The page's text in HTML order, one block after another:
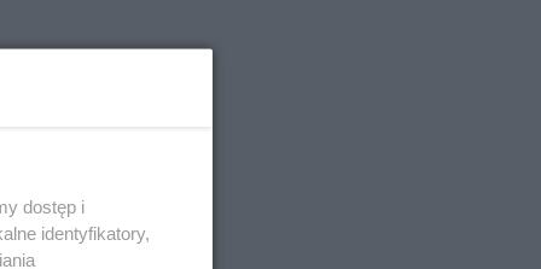
dostęp i
identyfikatory,